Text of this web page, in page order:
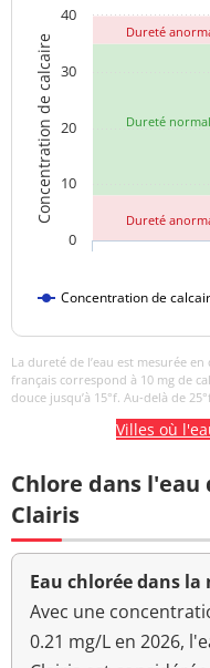
Dureté
Dureté
Dureté
Concentration de calcaire
Concentration de
0
10
20
30
40
La dureté de l’eau est mesurée
français correspond à 10 mg de
douce jusqu’à 15°f. Au-delà de
Villes où
Chlore dans l'eau
Clairis
Eau chlorée dans la
Avec une
0.21 mg/L en 2026,